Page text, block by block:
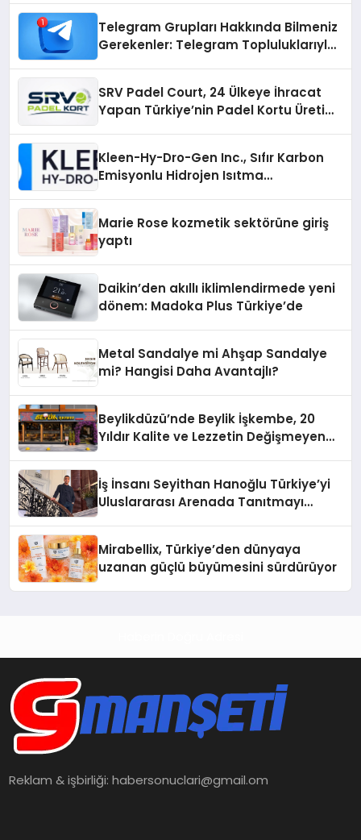
Telegram Grupları Hakkında Bilmeniz
Gerekenler: Telegram Topluluklarıyla
SRV Padel Court, 24 Ülkeye İhracat
Yapan Türkiye’nin Padel Kortu Üretim
Kleen-Hy-Dro-Gen Inc., Sıfır Karbon
Emisyonlu Hidrojen Isıtma
Marie Rose kozmetik sektörüne giriş
yaptı
Daikin’den akıllı iklimlendirmede yeni
dönem: Madoka Plus Türkiye’de
Metal Sandalye mi Ahşap Sandalye
mi? Hangisi Daha Avantajlı?
Beylikdüzü’nde Beylik İşkembe, 20
Yıldır Kalite ve Lezzetin Değişmeyen
İş İnsanı Seyithan Hanoğlu Türkiye’yi
Uluslararası Arenada Tanıtmayı
Mirabellix, Türkiye’den dünyaya
uzanan güçlü büyümesini sürdürüyor
Reklam & işbirliği:habersonuclari@gmail.om